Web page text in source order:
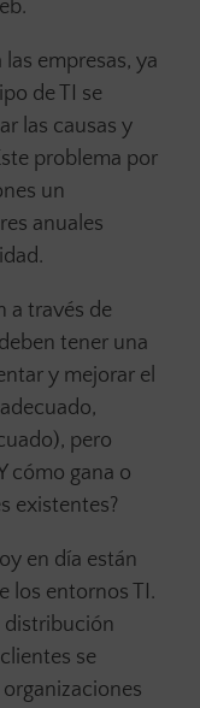
empresas, ya
de TI se
las causas y
problema por
un
anuales
a través de
tener una
y mejorar el
pero
cómo gana o
existentes?
en día están
los entornos TI.
distribución
se